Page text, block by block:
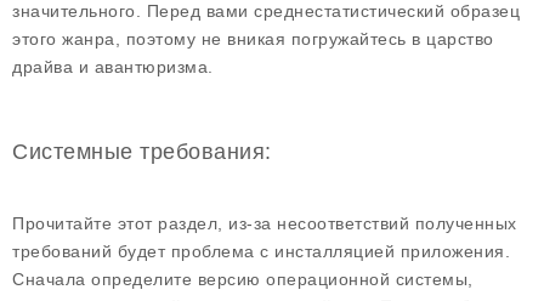
значительного. Перед вами среднестатистический образец
этого жанра, поэтому не вникая погружайтесь в царство
драйва и авантюризма.
Системные требования:
Прочитайте этот раздел, из-за несоответствий полученных
требований будет проблема с инсталляцией приложения.
Сначала определите версию операционной системы,